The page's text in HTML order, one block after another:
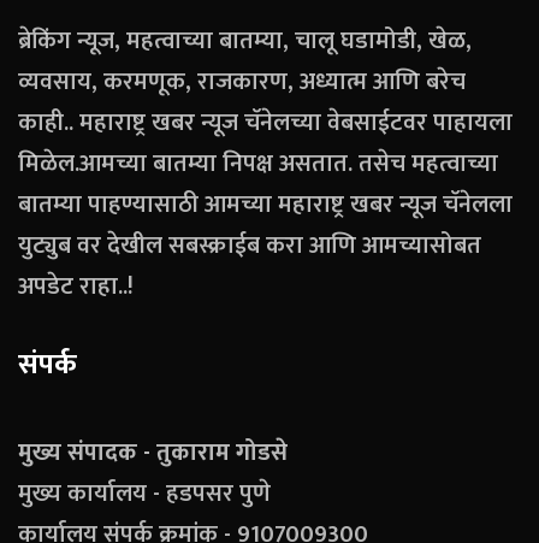
ब्रेकिंग न्यूज, महत्वाच्या बातम्या, चालू घडामोडी, खेळ,
व्यवसाय, करमणूक, राजकारण, अध्यात्म आणि बरेच
काही.. महाराष्ट्र खबर न्यूज चॅनेलच्या वेबसाईटवर पाहायला
मिळेल.आमच्या बातम्या निपक्ष असतात. तसेच महत्वाच्या
बातम्या पाहण्यासाठी आमच्या महाराष्ट्र खबर न्यूज चॅनेलला
युट्युब वर देखील सबस्क्राईब करा आणि आमच्यासोबत
अपडेट राहा..!
संपर्क
मुख्य संपादक - तुकाराम गोडसे
मुख्य कार्यालय - हडपसर पुणे